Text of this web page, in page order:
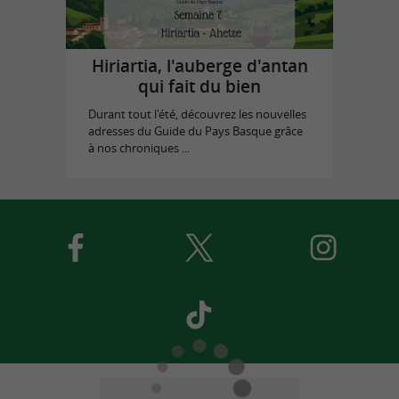
Hiriartia, l'auberge d'antan
qui fait du bien
Durant tout l'été, découvrez les nouvelles
adresses du Guide du Pays Basque grâce
à nos chroniques ...